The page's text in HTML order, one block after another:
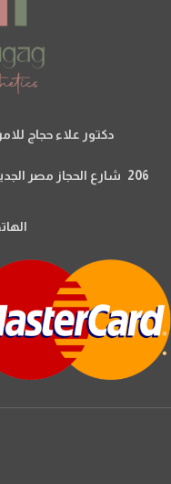
دكتور علاء حجاج
206 شارع الحجاز مصر الجديدة اعلي صيدلية ١٩٠١١ الدور التاني شقة ٥
الهاتف: